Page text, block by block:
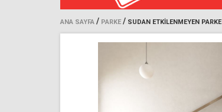
ANA SAYFA / PARKE / SUDAN ETKILENMEYEN PARKE